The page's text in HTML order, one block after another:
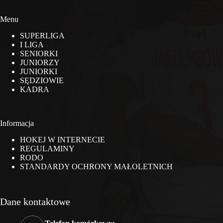
Menu
SUPERLIGA
I LIGA
SENIORKI
JUNIORZY
JUNIORKI
SĘDZIOWIE
KADRA
Informacja
HOKEJ W INTERNECIE
REGULAMINY
RODO
STANDARDY OCHRONY MAŁOLETNICH
Dane kontaktowe